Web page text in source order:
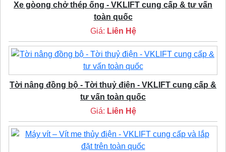
Xe gòong chở thép ống - VKLIFT cung cấp & tư vấn
toàn quốc
Giá: Liên Hệ
Tời nâng đồng bộ - Tời thuỷ điện - VKLIFT cung cấp &
tư vấn toàn quốc
Giá: Liên Hệ